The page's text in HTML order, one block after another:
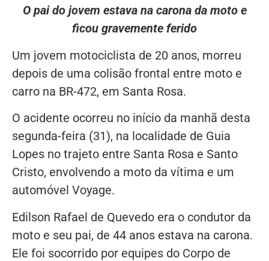
O pai do jovem estava na carona da moto e
ficou gravemente ferido
Um jovem motociclista de 20 anos, morreu
depois de uma colisão frontal entre moto e
carro na BR-472, em Santa Rosa.
O acidente ocorreu no início da manhã desta
segunda-feira (31), na localidade de Guia
Lopes no trajeto entre Santa Rosa e Santo
Cristo, envolvendo a moto da vítima e um
automóvel Voyage.
Edilson Rafael de Quevedo era o condutor da
moto e seu pai, de 44 anos estava na carona.
Ele foi socorrido por equipes do Corpo de